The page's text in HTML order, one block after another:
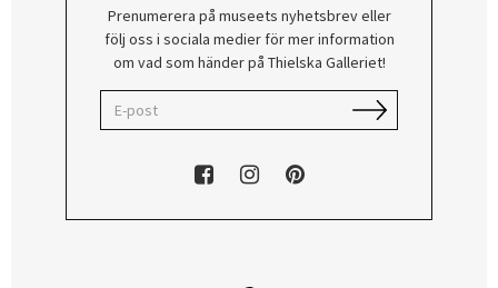
Prenumerera på museets nyhetsbrev eller
följ oss i sociala medier för mer information
om vad som händer på Thielska Galleriet!